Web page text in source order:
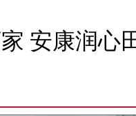
安康润心